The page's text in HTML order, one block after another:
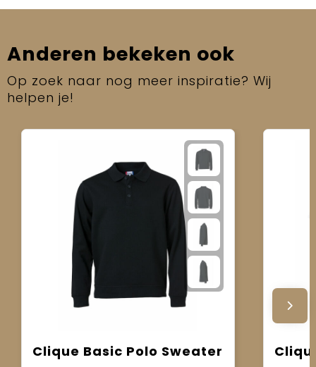
Anderen bekeken ook
Op zoek naar nog meer inspiratie? Wij
helpen je!
Clique Basic Polo Sweater